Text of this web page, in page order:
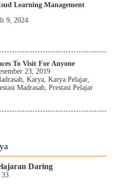
Learning Management
9, 2024
To Visit For Anyone
23, 2019
,Karya,Karya Pelajar,
Madrasah,Prestasi Pelajar
Daring
33